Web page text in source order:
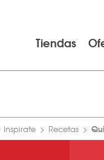
Tiendas
Inspirate Recetas